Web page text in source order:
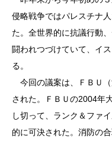
侵略戦争ではパレスチナ
た。全世界的に抗議行動
闘われつづけていて、イ
る。
今回の議案は、ＦＢＵ
された。ＦＢＵの2004年
し切って、ランク＆ファ
的に可決された。消防の